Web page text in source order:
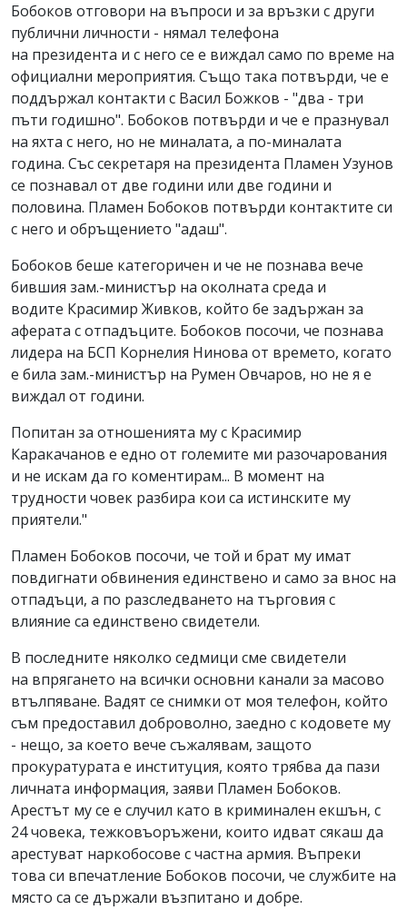
Бобоков отговори на въпроси и за връзки с други
публични личности - нямал телефона
на президента и с него се е виждал само по време на
официални мероприятия. Също така потвърди, че е
поддържал контакти с Васил Божков - "два - три
пъти годишно". Бобоков потвърди и че е празнувал
на яхта с него, но не миналата, а по-миналата
година. Със секретаря на президента Пламен Узунов
се познавал от две години или две години и
половина. Пламен Бобоков потвърди контактите си
с него и обръщението "адаш".
Бобоков беше категоричен и че не познава вече
бившия зам.-министър на околната среда и
водите Красимир Живков, който бе задържан за
аферата с отпадъците. Бобоков посочи, че познава
лидера на БСП Корнелия Нинова от времето, когато
е била зам.-министър на Румен Овчаров, но не я е
виждал от години.
Попитан за отношенията му с Красимир
Каракачанов е едно от големите ми разочарования
и не искам да го коментирам... В момент на
трудности човек разбира кои са истинските му
приятели."
Пламен Бобоков посочи, че той и брат му имат
повдигнати обвинения единствено и само за внос на
отпадъци, а по разследването на търговия с
влияние са единствено свидетели.
В последните няколко седмици сме свидетели
на впрягането на всички основни канали за масово
втълпяване. Вадят се снимки от моя телефон, който
съм предоставил доброволно, заедно с кодовете му
- нещо, за което вече съжалявам, защото
прокуратурата е институция, която трябва да пази
личната информация, заяви Пламен Бобоков.
Арестът му се е случил като в криминален екшън, с
24 човека, тежковъоръжени, които идват сякаш да
арестуват наркобосове с частна армия. Въпреки
това си впечатление Бобоков посочи, че службите на
място са се държали възпитано и добре.